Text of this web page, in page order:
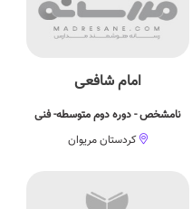
امام شافعی
نامشخص - دوره دوم متوسطه- فنی
کردستان مریوان